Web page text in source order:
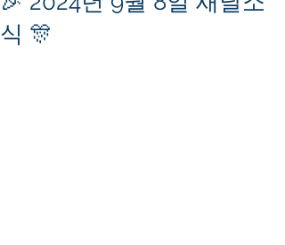
식 🎊